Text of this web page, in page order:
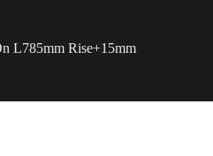
L785mm Rise+15mm